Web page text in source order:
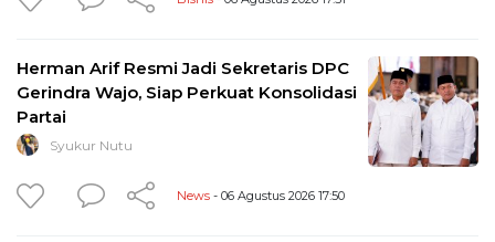
Herman Arif Resmi Jadi Sekretaris DPC
Gerindra Wajo, Siap Perkuat Konsolidasi
Partai
Syukur Nutu
News - 06 Agustus 2026 17:50